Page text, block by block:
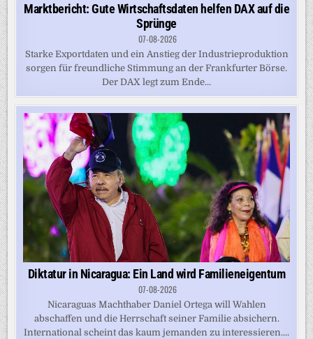
Marktbericht: Gute Wirtschaftsdaten helfen DAX auf die
Sprünge
07-08-2026
Starke Exportdaten und ein Anstieg der Industrieproduktion
sorgen für freundliche Stimmung an der Frankfurter Börse.
Der DAX legt zum Ende...
Diktatur in Nicaragua: Ein Land wird Familieneigentum
07-08-2026
Nicaraguas Machthaber Daniel Ortega will Wahlen
abschaffen und die Herrschaft seiner Familie absichern.
International scheint das kaum jemanden zu interessieren....